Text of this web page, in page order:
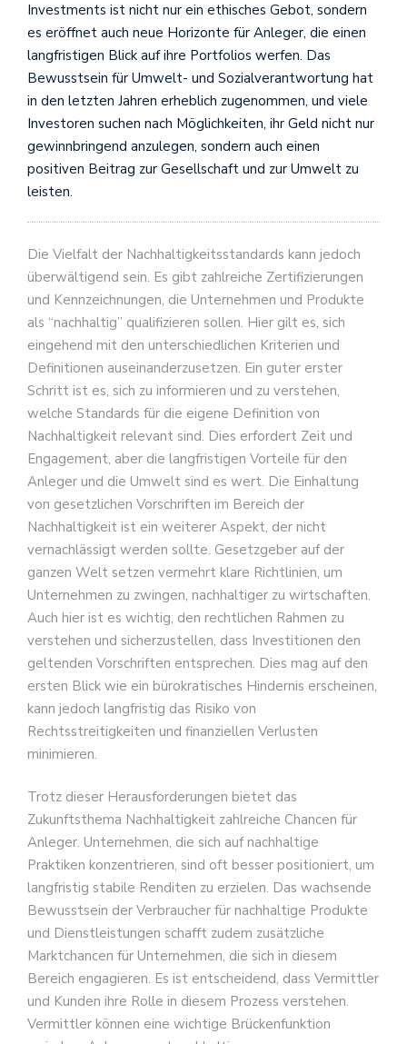
Investments ist nicht nur ein ethisches Gebot, sondern
es eröffnet auch neue Horizonte für Anleger, die einen
langfristigen Blick auf ihre Portfolios werfen. Das
Bewusstsein für Umwelt- und Sozialverantwortung hat
in den letzten Jahren erheblich zugenommen, und viele
Investoren suchen nach Möglichkeiten, ihr Geld nicht nur
gewinnbringend anzulegen, sondern auch einen
positiven Beitrag zur Gesellschaft und zur Umwelt zu
leisten.
Die Vielfalt der Nachhaltigkeitsstandards kann jedoch
überwältigend sein. Es gibt zahlreiche Zertifizierungen
und Kennzeichnungen, die Unternehmen und Produkte
als “nachhaltig” qualifizieren sollen. Hier gilt es, sich
eingehend mit den unterschiedlichen Kriterien und
Definitionen auseinanderzusetzen. Ein guter erster
Schritt ist es, sich zu informieren und zu verstehen,
welche Standards für die eigene Definition von
Nachhaltigkeit relevant sind. Dies erfordert Zeit und
Engagement, aber die langfristigen Vorteile für den
Anleger und die Umwelt sind es wert. Die Einhaltung
von gesetzlichen Vorschriften im Bereich der
Nachhaltigkeit ist ein weiterer Aspekt, der nicht
vernachlässigt werden sollte. Gesetzgeber auf der
ganzen Welt setzen vermehrt klare Richtlinien, um
Unternehmen zu zwingen, nachhaltiger zu wirtschaften.
Auch hier ist es wichtig, den rechtlichen Rahmen zu
verstehen und sicherzustellen, dass Investitionen den
geltenden Vorschriften entsprechen. Dies mag auf den
ersten Blick wie ein bürokratisches Hindernis erscheinen,
kann jedoch langfristig das Risiko von
Rechtsstreitigkeiten und finanziellen Verlusten
minimieren.
Trotz dieser Herausforderungen bietet das
Zukunftsthema Nachhaltigkeit zahlreiche Chancen für
Anleger. Unternehmen, die sich auf nachhaltige
Praktiken konzentrieren, sind oft besser positioniert, um
langfristig stabile Renditen zu erzielen. Das wachsende
Bewusstsein der Verbraucher für nachhaltige Produkte
und Dienstleistungen schafft zudem zusätzliche
Marktchancen für Unternehmen, die sich in diesem
Bereich engagieren. Es ist entscheidend, dass Vermittler
und Kunden ihre Rolle in diesem Prozess verstehen.
Vermittler können eine wichtige Brückenfunktion